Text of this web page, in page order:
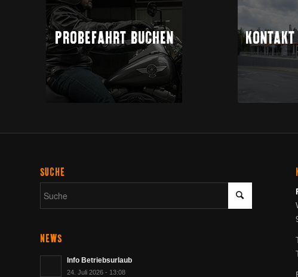
PROBEFAHRT BUCHEN
SUCHE
NEWS
Info Betriebsurlaub
24. Juli 2026 - 13:08